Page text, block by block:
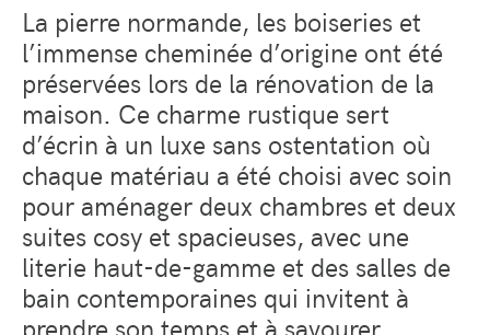
La pierre normande, les boiseries et
l’immense cheminée d’origine ont été
préservées lors de la rénovation de la
maison. Ce charme rustique sert
d’écrin à un luxe sans ostentation où
chaque matériau a été choisi avec soin
pour aménager deux chambres et deux
suites cosy et spacieuses, avec une
literie haut-de-gamme et des salles de
bain contemporaines qui invitent à
prendre son temps et à savourer